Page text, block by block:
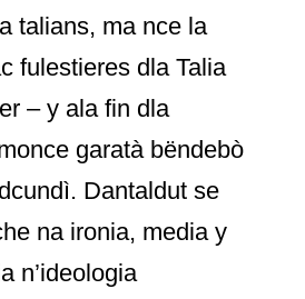
talians, ma nce la
fulestieres dla Talia
– y ala fin dla
garatà bëndebò
Dantaldut se
na ironia, media y
n’ideologia